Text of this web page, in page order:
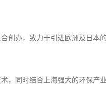
创办，致力于引进欧洲及日
，同时结合上海强大的环保